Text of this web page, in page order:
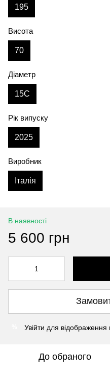
195
Висота
70
Діаметр
15C
Рік випуску
2025
Виробник
Італія
В наявності
5 600 грн
Увійти для відображення
До обраного